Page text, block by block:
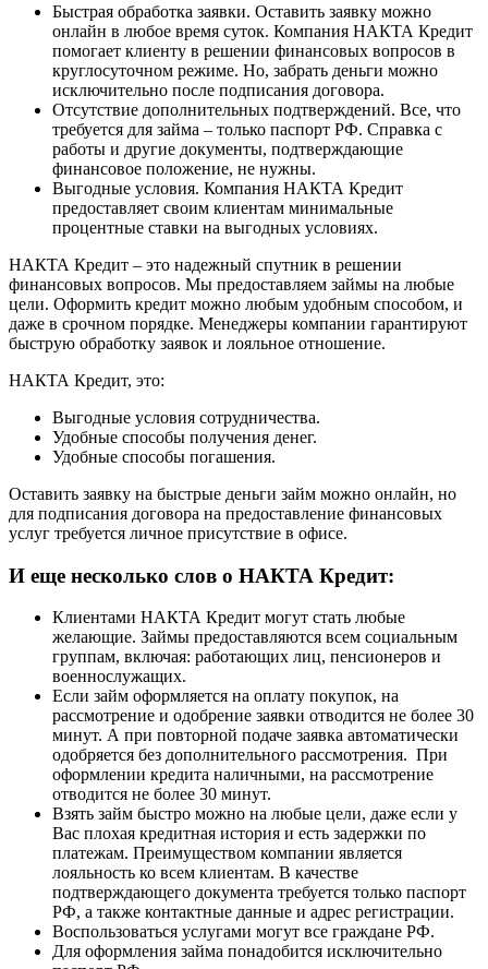
Быстрая обработка заявки. Оставить заявку можно
онлайн в любое время суток. Компания НАКТА Кредит
помогает клиенту в решении финансовых вопросов в
круглосуточном режиме. Но, забрать деньги можно
исключительно после подписания договора.
Отсутствие дополнительных подтверждений. Все, что
требуется для займа – только паспорт РФ. Справка с
работы и другие документы, подтверждающие
финансовое положение, не нужны.
Выгодные условия. Компания НАКТА Кредит
предоставляет своим клиентам минимальные
процентные ставки на выгодных условиях.
НАКТА Кредит – это надежный спутник в решении
финансовых вопросов. Мы предоставляем займы на любые
цели. Оформить кредит можно любым удобным способом, и
даже в срочном порядке. Менеджеры компании гарантируют
быструю обработку заявок и лояльное отношение.
НАКТА Кредит, это:
Выгодные условия сотрудничества.
Удобные способы получения денег.
Удобные способы погашения.
Оставить заявку на быстрые деньги займ можно онлайн, но
для подписания договора на предоставление финансовых
услуг требуется личное присутствие в офисе.
И еще несколько слов о НАКТА Кредит:
Клиентами НАКТА Кредит могут стать любые
желающие. Займы предоставляются всем социальным
группам, включая: работающих лиц, пенсионеров и
военнослужащих.
Если займ оформляется на оплату покупок, на
рассмотрение и одобрение заявки отводится не более 30
минут. А при повторной подаче заявка автоматически
одобряется без дополнительного рассмотрения. При
оформлении кредита наличными, на рассмотрение
отводится не более 30 минут.
Взять займ быстро можно на любые цели, даже если у
Вас плохая кредитная история и есть задержки по
платежам. Преимуществом компании является
лояльность ко всем клиентам. В качестве
подтверждающего документа требуется только паспорт
РФ, а также контактные данные и адрес регистрации.
Воспользоваться услугами могут все граждане РФ.
Для оформления займа понадобится исключительно